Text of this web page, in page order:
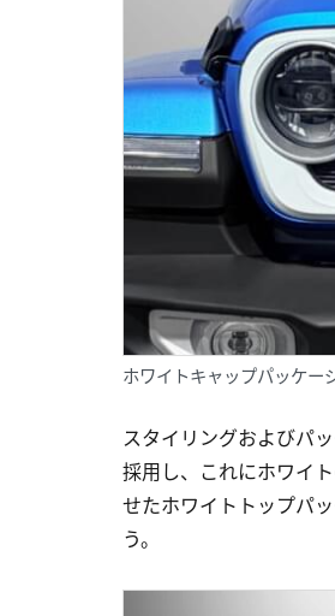
ホワイトキャップパッケー
スタイリングおよびパ
採用し、これにホワイ
せたホワイトトップパ
う。